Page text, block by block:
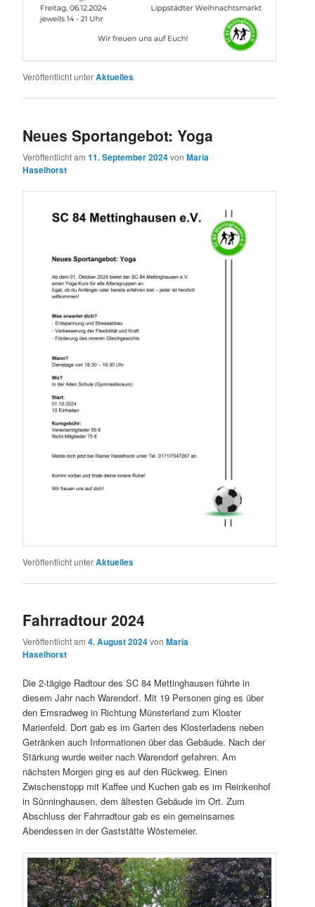
Veröffentlicht unterAktuelles
Neues Sportangebot: Yoga
Veröffentlicht am11. September 2024vonMaria
Haselhorst
Veröffentlicht unterAktuelles
Fahrradtour 2024
Veröffentlicht am4. August 2024vonMaria
Haselhorst
Die 2-tägige Radtour des SC 84 Mettinghausen führte in
diesem Jahr nach Warendorf. Mit 19 Personen ging es über
den Emsradweg in Richtung Münsterland zum Kloster
Marienfeld. Dort gab es im Garten des Klosterladens neben
Getränken auch Informationen über das Gebäude. Nach der
Stärkung wurde weiter nach Warendorf gefahren. Am
nächsten Morgen ging es auf den Rückweg. Einen
Zwischenstopp mit Kaffee und Kuchen gab es im Reinkenhof
in Sünninghausen, dem ältesten Gebäude im Ort. Zum
Abschluss der Fahrradtour gab es ein gemeinsames
Abendessen in der Gaststätte Wöstemeier.